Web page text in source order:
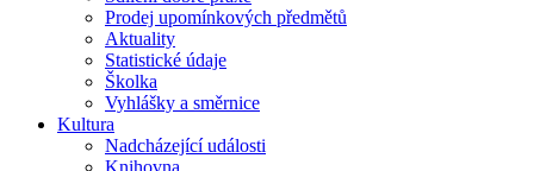
Prodej upomínkových předmětů
Aktuality
Statistické údaje
Školka
Vyhlášky a směrnice
Kultura
Nadcházející události
Knihovna